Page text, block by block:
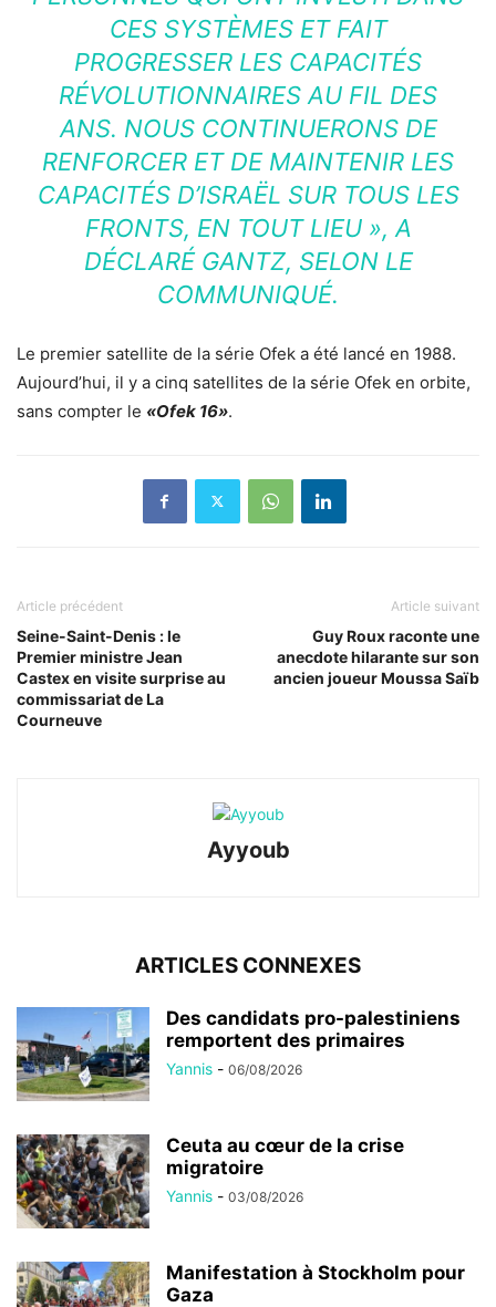
CES SYSTÈMES ET FAIT
PROGRESSER LES CAPACITÉS
RÉVOLUTIONNAIRES AU FIL DES
ANS. NOUS CONTINUERONS DE
RENFORCER ET DE MAINTENIR LES
CAPACITÉS D’ISRAËL SUR TOUS LES
FRONTS, EN TOUT LIEU », A
DÉCLARÉ GANTZ, SELON LE
COMMUNIQUÉ.
Le premier satellite de la série Ofek a été lancé en 1988.
Aujourd’hui, il y a cinq satellites de la série Ofek en orbite,
sans compter le «Ofek 16».
Article précédent
Seine-Saint-Denis : le
Premier ministre Jean
Castex en visite surprise au
commissariat de La
Courneuve
Article suivant
Guy Roux raconte une
anecdote hilarante sur son
ancien joueur Moussa Saïb
Ayyoub
ARTICLES CONNEXES
Des candidats pro-palestiniens
remportent des primaires
Yannis - 06/08/2026
Ceuta au cœur de la crise
migratoire
Yannis - 03/08/2026
Manifestation à Stockholm pour
Gaza